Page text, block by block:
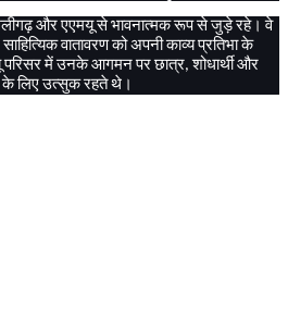
औरएएमयूसेभावनात्मकरूपसेजुड़ेरहे। वे
साहित्यिकवातावरणकोअपनीकाव्यप्रतिभाके
परिसरमेंउनकेआगमनपरछात्र, शोधार्थीऔर
केलिएउत्सुकरहतेथे।